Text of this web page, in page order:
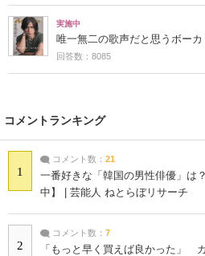
実施中
唯一無二の歌声だと思うボーカ
回答数：8085
コメントランキング
1
コメント数： 21
一番好きな「韓国の男性俳優」は
中】 | 芸能人 ねとらぼリサーチ
2
コメント数： 7
「もっと早く買えば良かった」